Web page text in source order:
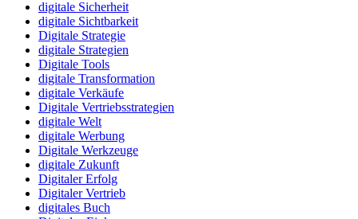
digitale Sicherheit
digitale Sichtbarkeit
Digitale Strategie
digitale Strategien
Digitale Tools
digitale Transformation
digitale Verkäufe
Digitale Vertriebsstrategien
digitale Welt
digitale Werbung
Digitale Werkzeuge
digitale Zukunft
Digitaler Erfolg
Digitaler Vertrieb
digitales Buch